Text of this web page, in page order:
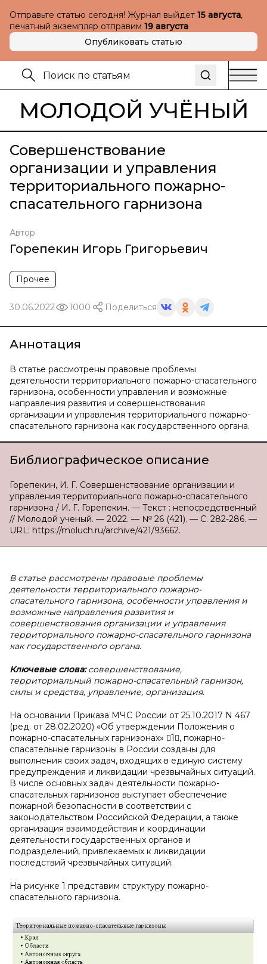
Отправьте статью сегодня! Журнал выйдет 15 августа,
печатный экземпляр отправим 19 августа
Опубликовать статью
МОЛОДОЙ УЧЁНЫЙ
Совершенствование
организации и управления
территориального пожарно-
спасательного гарнизона
Автор
Горепекин Игорь Григорьевич
Прочее
30.06.2022 1000 Поделиться
Аннотация
В статье рассмотрены правовые проблемы
деятельности территориального пожарно-спасательного
гарнизона, особенности управления и возможные
направления развития и совершенствования
организации и управления территориального пожарно-
спасательного гарнизона как государственного органа.
Библиографическое описание
Горепекин, И. Г. Совершенствование организации и
управления территориального пожарно-спасательного
гарнизона / И. Г. Горепекин. — Текст : непосредственный
// Молодой ученый. — 2022. — № 26 (421). — С. 282-286. —
URL: https://moluch.ru/archive/421/93662.
В статье рассмотрены правовые проблемы
деятельности территориального пожарно-
спасательного гарнизона, особенности управления и
возможные направления развития и
совершенствования организации и управления
территориального пожарно-спасательного гарнизона
как государственного органа.
Ключевые слова:совершенствование,
территориальный пожарно-спасательный гарнизон,
силы и средства, управление, организация.
На основании Приказа МЧС России от 25.10.2017 N 467
(ред. от 28.02.2020) «Об утверждении Положения о
пожарно-спасательных гарнизонах» 1, пожарно-
спасательные гарнизоны в России созданы для
выполнения своих задач, входящих в единую систему
предупреждения и ликвидации чрезвычайных ситуаций.
В числе основных задач деятельности пожарно-
спасательных гарнизонов выступает обеспечение
пожарной безопасности в соответствии с
законодательством Российской Федерации, а также
организация взаимодействия и координации
деятельности государственных органов и
подразделений, привлекаемых к ликвидации
последствий чрезвычайных ситуаций.
На рисунке 1 представим структуру пожарно-
спасательного гарнизона.